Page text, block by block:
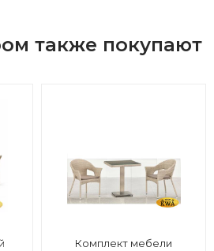
также покупают
Комплект мебели